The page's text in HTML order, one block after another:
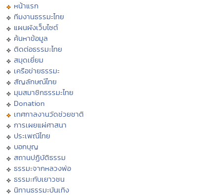
หน้าแรก
ทีมงานธรรมะไทย
แผนผังเว็บไซต์
ค้นหาข้อมูล
ติดต่อธรรมะไทย
สมุดเยี่ยม
เครือข่ายธรรมะ
สัญลักษณ์ไทย
มุมสมาชิกธรรมะไทย
Donation
เทศกาลงานวัดช่วยชาติ
การเผยแผ่ศาสนา
ประเพณีไทย
บอกบุญ
สถานปฏิบัติธรรม
ธรรมะจากหลวงพ่อ
ธรรมะกับเยาวชน
นิทานธรรมะบันเทิง